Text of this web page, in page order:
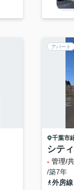
アパート
千葉市
シテ
- 管理/
/築7年
外房線